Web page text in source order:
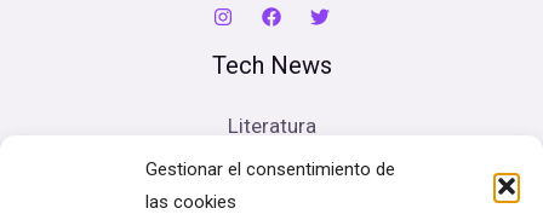
Gestionar el consentimiento de
las cookies
Tech News
Literatura
Cine